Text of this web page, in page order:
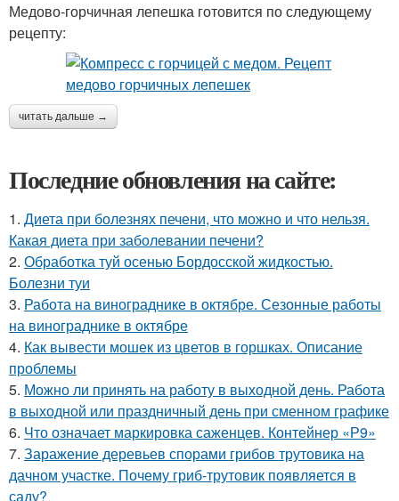
Медово-горчичная лепешка готовится по следующему
рецепту:
читать дальше →
Последние обновления на сайте:
1. Диета при болезнях печени, что можно и что нельзя.
Какая диета при заболевании печени?
2. Обработка туй осенью Бордосской жидкостью.
Болезни туи
3. Работа на винограднике в октябре. Сезонные работы
на винограднике в октябре
4. Как вывести мошек из цветов в горшках. Описание
проблемы
5. Можно ли принять на работу в выходной день. Работа
в выходной или праздничный день при сменном графике
6. Что означает маркировка саженцев. Контейнер «Р9»
7. Заражение деревьев спорами грибов трутовика на
дачном участке. Почему гриб-трутовик появляется в
саду?